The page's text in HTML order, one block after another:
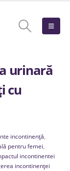
urinară
cu
incontinență
pentru femei
incontinentei
incontinenței